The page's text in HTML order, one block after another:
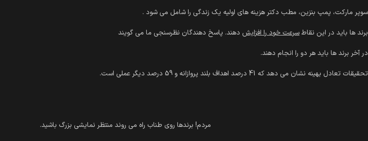
سوپر مارکت، پمپ بنزین، مطب دکتر هزینه های اولیه یک زندگی را شامل می شود .
برند ها باید در این نقاطسرعت خود را افزایش دهند. پاسخ دهندگان نظرسنجی ما می گویند
در آخر برند ها باید هر دو را انجام دهند.
تحقیقات تعادل بهینه نشان می دهد که 41 درصد اهداف بلند پروازانه و 59 درصد دیگر عملی است.
مردم! برندها روی طناب راه می روند منتظر نمایشی بزرگ باشید.